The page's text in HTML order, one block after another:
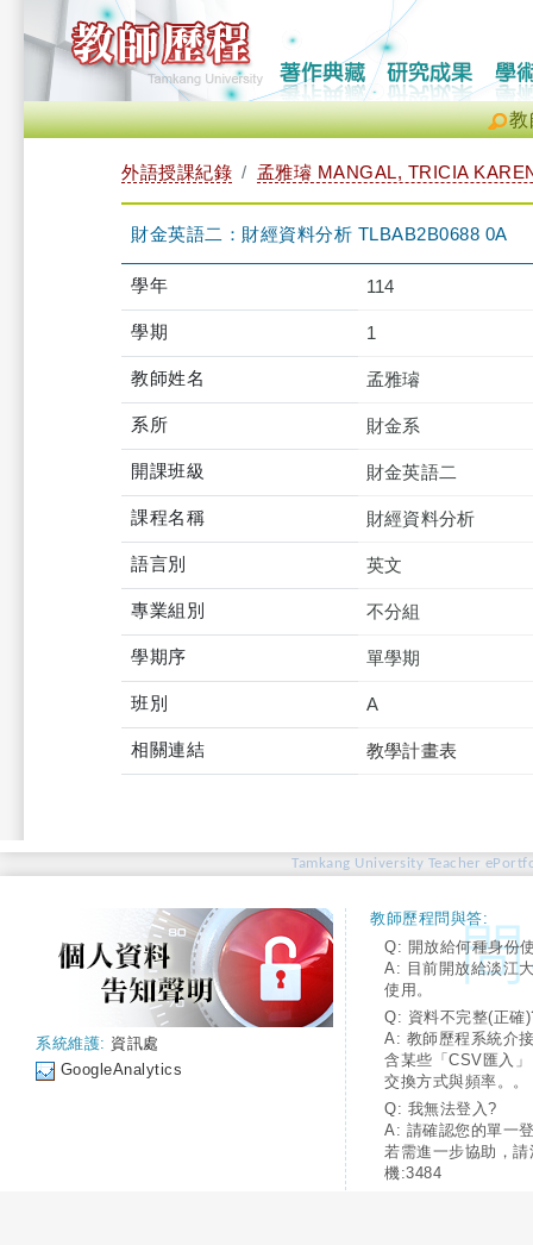
教
外語授課紀錄 孟雅璿 MANGAL, TRICIA
財金英語二：財經資料分析 TLBAB2B0688 0A
學年 114
學期 1
教師姓名 孟雅璿
系所 財金系
開課班級 財金英語二
課程名稱 財經資料分析
語言別 英文
專業組別 不分組
學期序 單學期
班別 A
相關連結 教學計畫表
Tamkang University Teacher
系統維護: 資訊處
GoogleAnalytics
教師歷程問與答:
Q: 開放給何種身份
A: 目前開放給淡江
使用。
Q: 資料不完整(正確
A: 教師歷程系統介
含某些「CSV匯入
交換方式與頻率。。
Q: 我無法登入?
A: 請確認您的單一
若需進一步協助，
機:3484